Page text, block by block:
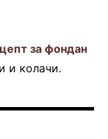
за фондан
и колачи.